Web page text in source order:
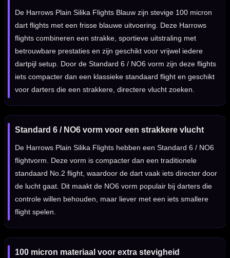
De Harrows Plain Silika Flights Blauw zijn stevige 100 micron
dart flights met een frisse blauwe uitvoering. Deze Harrows
flights combineren een strakke, sportieve uitstraling met
betrouwbare prestaties en zijn geschikt voor vrijwel iedere
dartpijl setup. Door de Standard 6 / NO6 vorm zijn deze flights
iets compacter dan een klassieke standaard flight en geschikt
voor darters die een strakkere, directere vlucht zoeken.
Standard 6 / NO6 vorm voor een strakkere vlucht
De Harrows Plain Silika Flights hebben een Standard 6 / NO6
flightvorm. Deze vorm is compacter dan een traditionele
standaard No.2 flight, waardoor de dart vaak iets directer door
de lucht gaat. Dit maakt de NO6 vorm populair bij darters die
controle willen behouden, maar liever met een iets smallere
flight spelen.
100 micron materiaal voor extra stevigheid